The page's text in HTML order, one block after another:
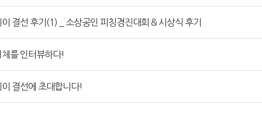
결선 후기(1) _ 소상공인 피칭경진대회 & 시상식 후기
를 인터뷰하다!
결선에 초대합니다!